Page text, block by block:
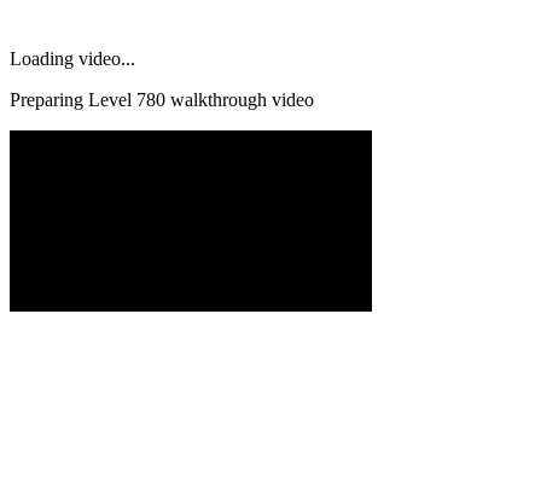
Loading video...
Preparing Level 780 walkthrough video